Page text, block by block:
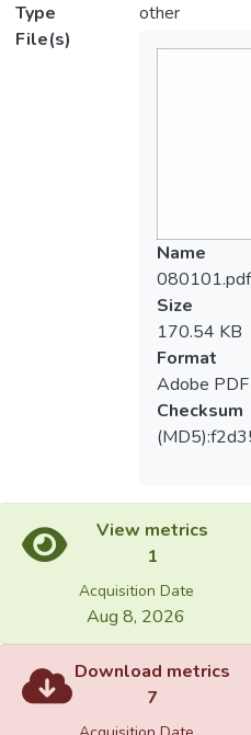
Type
other
File(s)
Name
080101.pdf
Size
170.54 KB
Format
Adobe PDF
Checksum
View metrics
1
Acquisition Date
Aug 8, 2026
Download metrics
7